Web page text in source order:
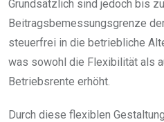
Grundsätzlich sind jedoch bis
Beitragsbemessungsgrenze
steuerfrei in die betriebliche
was sowohl die Flexibilität als
Betriebsrente erhöht.
Durch diese flexiblen